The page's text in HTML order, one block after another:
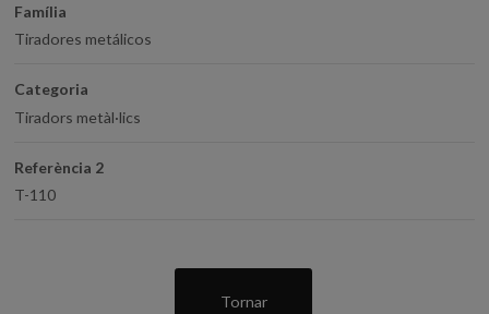
Família
Tiradores metálicos
Categoria
Tiradors metàl·lics
Referència 2
T-110
Tornar